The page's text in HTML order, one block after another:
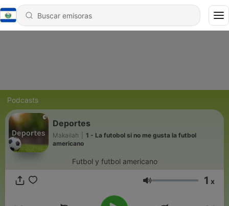
Podcasts
Deportes
Makailah
1 - La futobol si no me gusta la futbol
americano
Futbol y futbol americano
Volumen 1 x